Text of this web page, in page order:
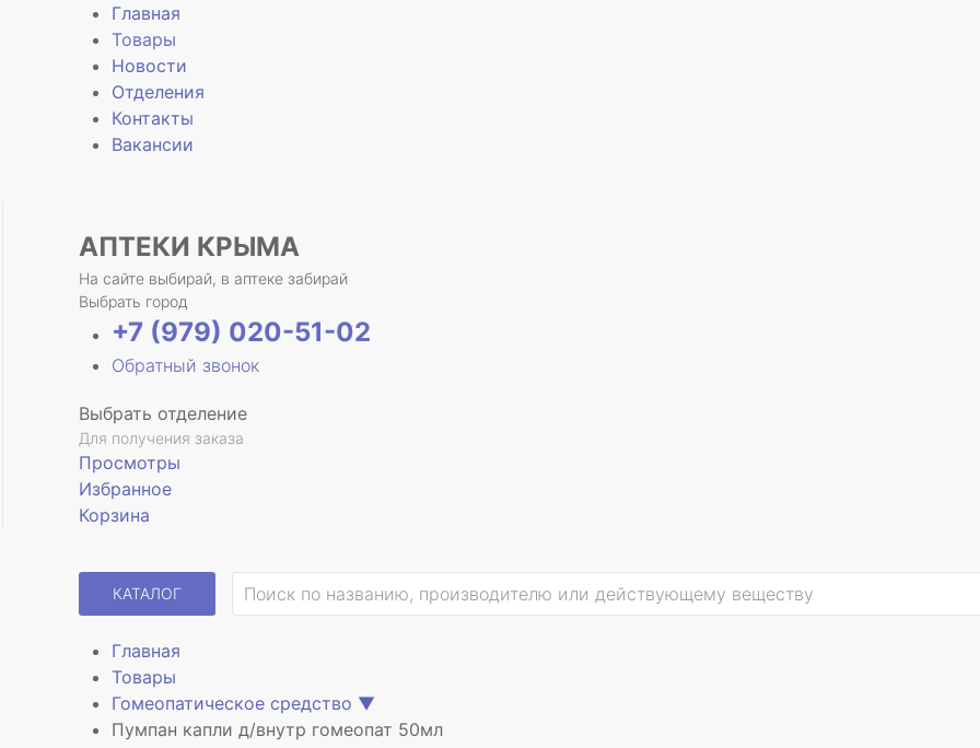
Главная
Товары
Новости
Отделения
Контакты
Вакансии
АПТЕКИ КРЫМА
На сайте выбирай, в аптеке забирай
Выбрать город
+7 (979) 020-51-02
Обратный звонок
Выбрать отделение
Для получения заказа
Просмотры
Избранное
Корзина
КАТАЛОГ
Главная
Товары
Гомеопатическое средство ▼
Пумпан капли д/внутр гомеопат 50мл